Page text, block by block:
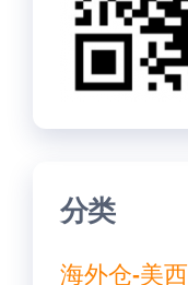
分类
海外仓-美西